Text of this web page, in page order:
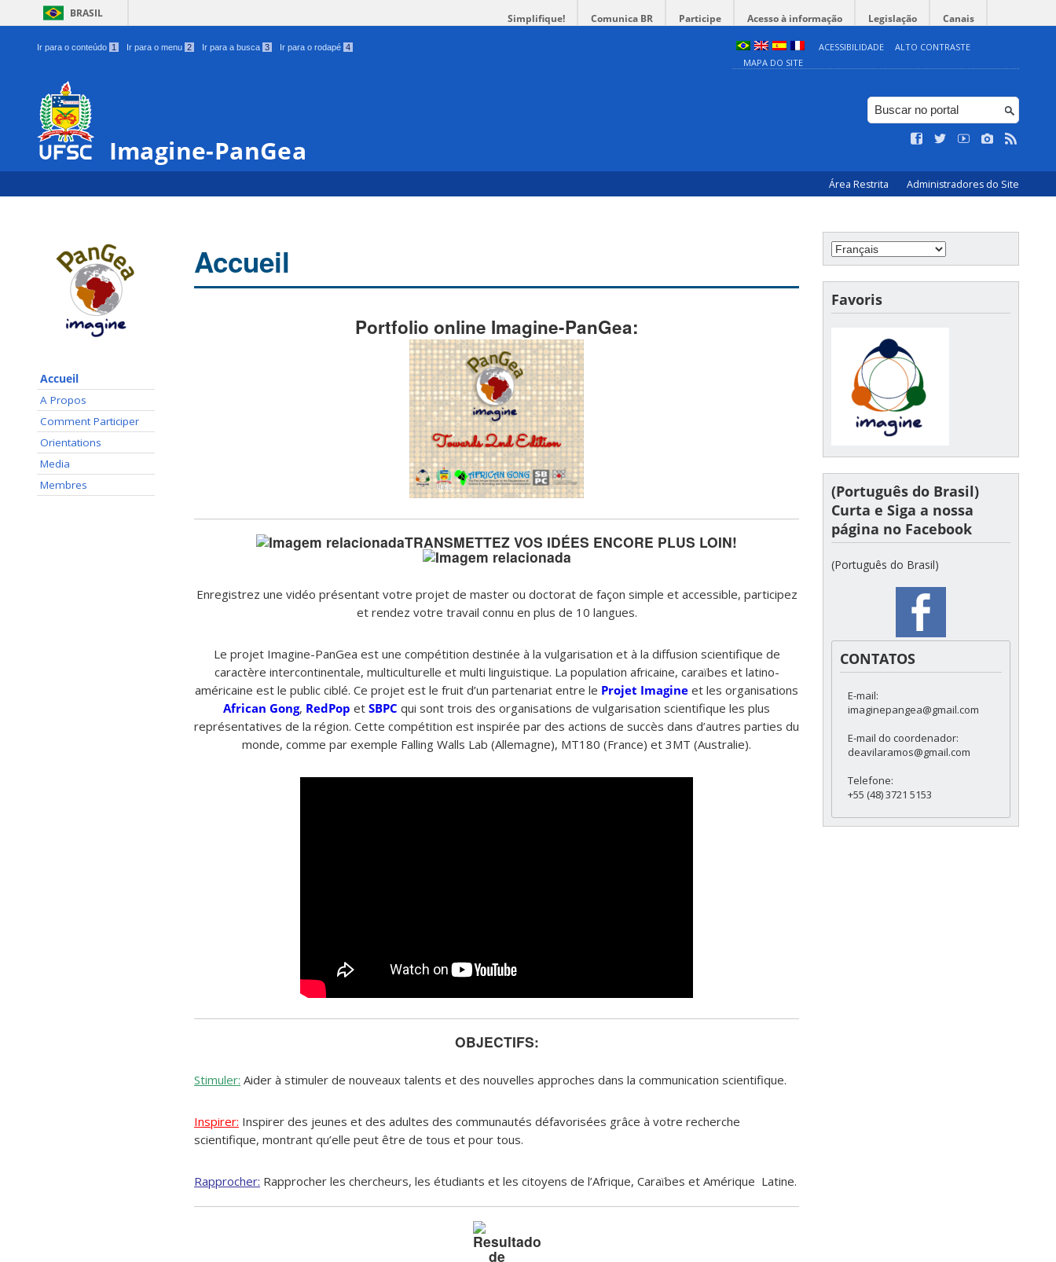
BRASIL Simplifique! Comunica BR Participe Acesso à informação Legislação Canais
Ir para o conteúdo 1 Ir para o menu 2 Ir para a busca 3 Ir para o rodapé 4 ACESSIBILIDADE
ALTO CONTRASTE
MAPA DO SITE
Imagine-PanGea
Área Restrita Administradores do Site
Accueil
A Propos
Comment Participer
Orientations
Media
Membres
Accueil
Portfolio online Imagine-PanGea:
TRANSMETTEZ VOS IDÉES ENCORE PLUS LOIN!
Enregistrez une vidéo présentant votre projet de master ou doctorat de façon simple et accessible, participez
et rendez votre travail connu en plus de 10 langues.
Le projet Imagine-PanGea est une compétition destinée à la vulgarisation et à la diffusion scientifique de
caractère intercontinentale, multiculturelle et multi linguistique. La population africaine, caraïbes et latino-
américaine est le public ciblé. Ce projet est le fruit d’un partenariat entre le Projet Imagine et les organisations
African Gong, RedPop et SBPC qui sont trois des organisations de vulgarisation scientifique les plus
représentatives de la région. Cette compétition est inspirée par des actions de succès dans d’autres parties du
monde, comme par exemple Falling Walls Lab (Allemagne), MT180 (France) et 3MT (Australie).
OBJECTIFS:
Stimuler: Aider à stimuler de nouveaux talents et des nouvelles approches dans la communication scientifique.
Inspirer: Inspirer des jeunes et des adultes des communautés défavorisées grâce à votre recherche
scientifique, montrant qu’elle peut être de tous et pour tous.
Rapprocher: Rapprocher les chercheurs, les étudiants et les citoyens de l’Afrique, Caraïbes et Amérique Latine.
Favoris
(Português do Brasil)
Curta e Siga a nossa
página no Facebook
(Português do Brasil)
CONTATOS
E-mail:
imaginepangea@gmail.com
E-mail do coordenador:
deavilaramos@gmail.com
Telefone:
+55 (48) 3721 5153